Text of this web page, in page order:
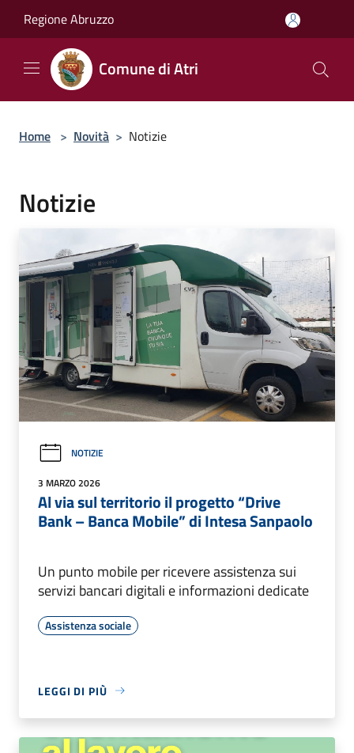
Regione Abruzzo
Comune di Atri
Home > Novità > Notizie
Notizie
NOTIZIE
3 MARZO 2026
Al via sul territorio il progetto “Drive
Bank – Banca Mobile” di Intesa Sanpaolo
Un punto mobile per ricevere assistenza sui
servizi bancari digitali e informazioni dedicate
Assistenza sociale
LEGGI DI PIÙ